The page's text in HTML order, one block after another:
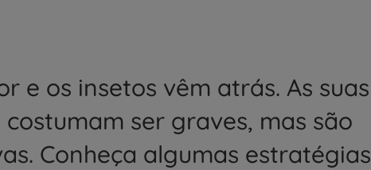
e os insetos vêm atrás. As suas
ser graves, mas são
Conheça algumas estratégias